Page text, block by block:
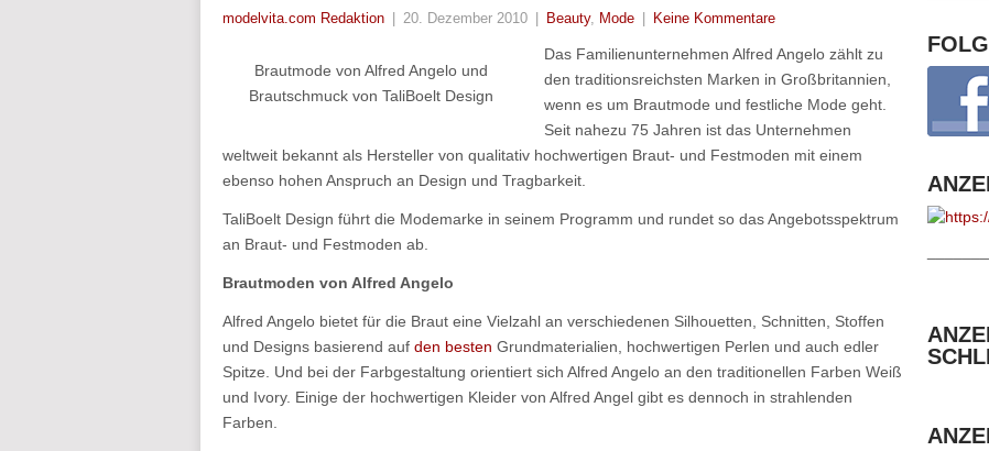
modelvita.com Redaktion 20. Dezember 2010 Beauty, Mode Keine Kommentare
Brautmode von Alfred Angelo und
Brautschmuck von TaliBoelt Design
Das Familienunternehmen Alfred Angelo zählt zu
den traditionsreichsten Marken in Großbritannien,
wenn es um Brautmode und festliche Mode geht.
Seit nahezu 75 Jahren ist das Unternehmen
weltweit bekannt als Hersteller von qualitativ hochwertigen Braut- und Festmoden mit einem
ebenso hohen Anspruch an Design und Tragbarkeit.
TaliBoelt Design führt die Modemarke in seinem Programm und rundet so das Angebotsspektrum
an Braut- und Festmoden ab.
Brautmoden von Alfred Angelo
Alfred Angelo bietet für die Braut eine Vielzahl an verschiedenen Silhouetten, Schnitten, Stoffen
und Designs basierend auf den besten Grundmaterialien, hochwertigen Perlen und auch edler
Spitze. Und bei der Farbgestaltung orientiert sich Alfred Angelo an den traditionellen Farben Weiß
und Ivory. Einige der hochwertigen Kleider von Alfred Angel gibt es dennoch in strahlenden
Farben.